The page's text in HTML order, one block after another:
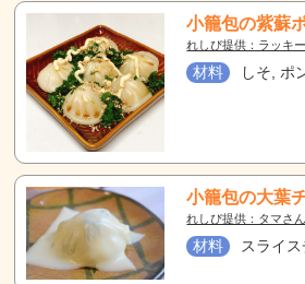
小籠包の紫蘇
れしぴ提供：ラッキ
材料 しそ, ポ
小籠包の大葉
れしぴ提供：タマさん
材料 スライ